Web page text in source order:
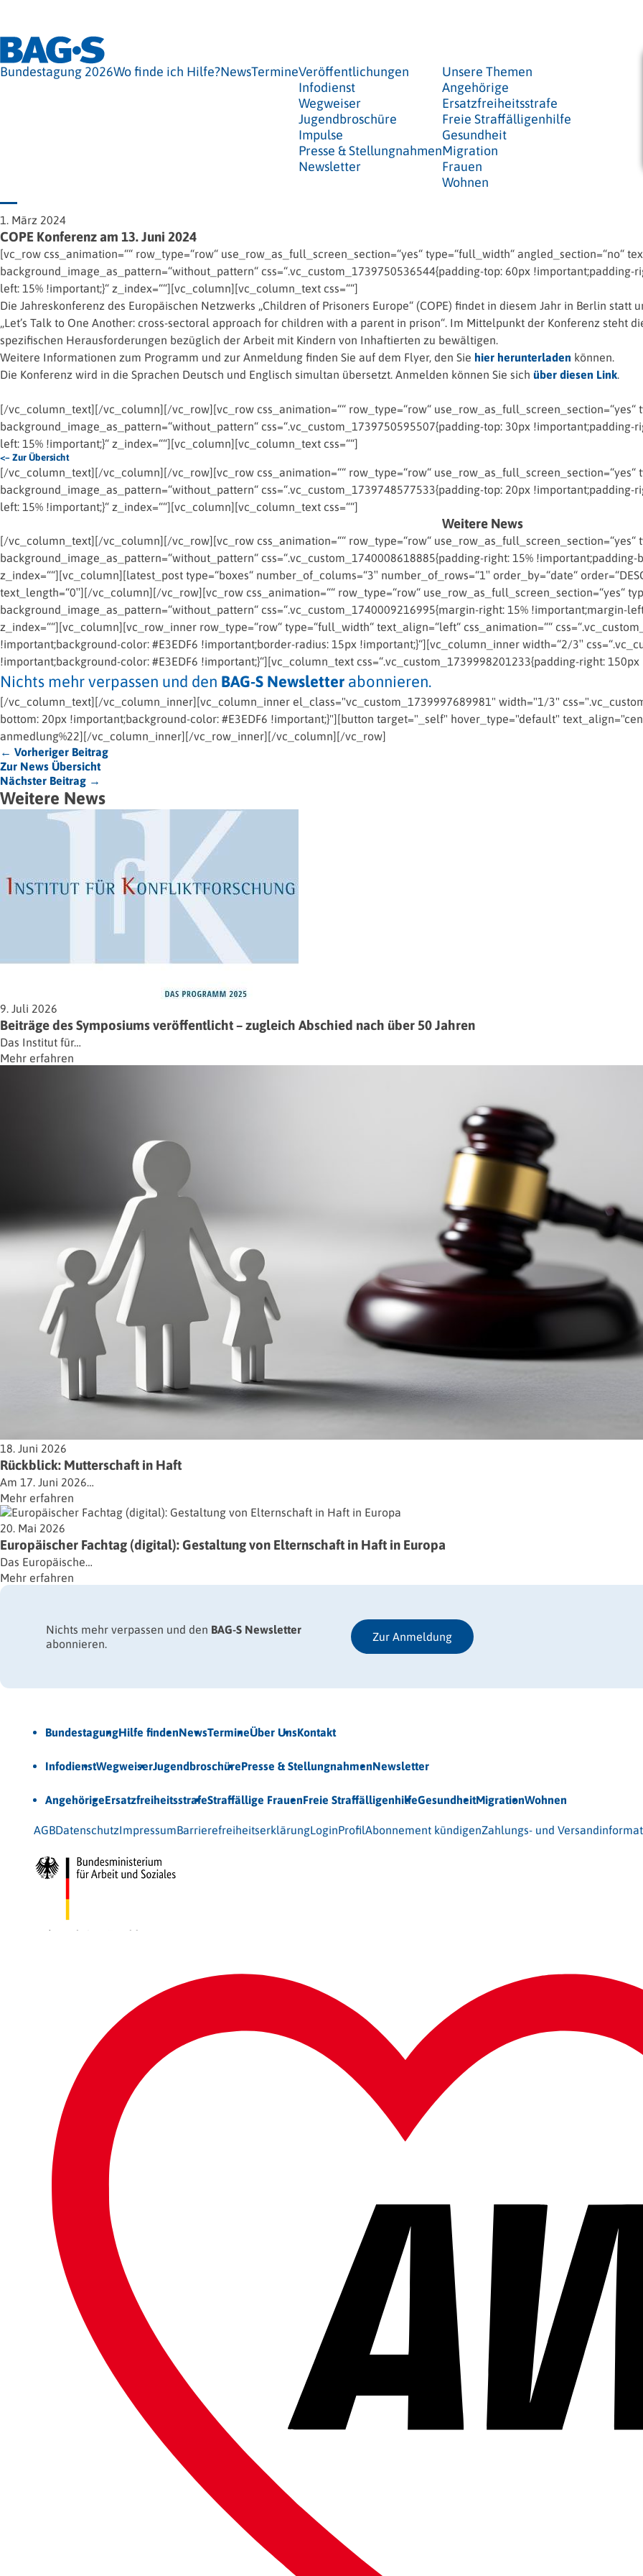
Bundestagung 2026Wo finde ich Hilfe?NewsTermineVeröffentlichungen
Infodienst
Wegweiser
Jugendbroschüre
Impulse
Presse & Stellungnahmen
Newsletter
Unsere Themen
Angehörige
Ersatzfreiheitsstrafe
Freie Straffälligenhilfe
Gesundheit
Migration
Frauen
Wohnen
1. März 2024
COPE Konferenz am 13. Juni 2024
[vc_row css_animation=““ row_type=“row“ use_row_as_full_screen_section=“yes“ type=“full_width“ angled_section=“no“
background_image_as_pattern=“without_pattern“ css=“.vc_custom_1739750536544{padding-top: 60px
left: 15% !important;}“ z_index=““][vc_column][vc_column_text css=““]
Die Jahreskonferenz des Europäischen Netzwerks „Children of Prisoners Europe“ (COPE) findet in diesem Jahr in Berlin
„Let’s Talk to One Another: cross-sectoral approach for children with a parent in prison“. Im Mittelpunkt der Konferenz steht
spezifischen Herausforderungen bezüglich der Arbeit mit Kindern von Inhaftierten zu bewältigen.
Weitere Informationen zum Programm und zur Anmeldung finden Sie auf dem Flyer, den Sie hier herunterladen können.
Die Konferenz wird in die Sprachen Deutsch und Englisch simultan übersetzt. Anmelden können Sie sich über diesen Link.
[/vc_column_text][/vc_column][/vc_row][vc_row css_animation=““ row_type=“row“ use_row_as_full_screen_section=“yes“
background_image_as_pattern=“without_pattern“ css=“.vc_custom_1739750595507{padding-top: 30px
left: 15% !important;}“ z_index=““][vc_column][vc_column_text css=““]
<– Zur Übersicht
[/vc_column_text][/vc_column][/vc_row][vc_row css_animation=““ row_type=“row“ use_row_as_full_screen_section=“yes“
background_image_as_pattern=“without_pattern“ css=“.vc_custom_1739748577533{padding-top: 20px
left: 15% !important;}“ z_index=““][vc_column][vc_column_text css=““]
Weitere News
[/vc_column_text][/vc_column][/vc_row][vc_row css_animation=““ row_type=“row“ use_row_as_full_screen_section=“yes“
background_image_as_pattern=“without_pattern“ css=“.vc_custom_1740008618885{padding-right: 15%
z_index=““][vc_column][latest_post type=“boxes“ number_of_colums=“3″ number_of_rows=“1″ order_by=“date“
text_length=“0″][/vc_column][/vc_row][vc_row css_animation=““ row_type=“row“ use_row_as_full_screen_section=“yes“
background_image_as_pattern=“without_pattern“ css=“.vc_custom_1740009216995{margin-right: 15% !important;margin-
z_index=““][vc_column][vc_row_inner row_type=“row“ type=“full_width“ text_align=“left“ css_animation=““
!important;background-color: #E3EDF6 !important;border-radius: 15px !important;}“][vc_column_inner width=“2/3″
!important;background-color: #E3EDF6 !important;}“][vc_column_text css=“.vc_custom_1739998201233{padding-right: 150px
Nichts mehr verpassen und den BAG-S Newsletter abonnieren.
[/vc_column_text][/vc_column_inner][vc_column_inner el_class="vc_custom_1739997689981" width="1/3"
bottom: 20px !important;background-color: #E3EDF6 !important;}"][button target="_self" hover_type="default"
anmedlung%22][/vc_column_inner][/vc_row_inner][/vc_column][/vc_row]
← Vorheriger Beitrag
Zur News Übersicht
Nächster Beitrag →
Weitere News
9. Juli 2026
Beiträge des Symposiums veröffentlicht – zugleich Abschied nach über 50 Jahren
Das Institut für…
Mehr erfahren
18. Juni 2026
Rückblick: Mutterschaft in Haft
Am 17. Juni 2026…
Mehr erfahren
20. Mai 2026
Europäischer Fachtag (digital): Gestaltung von Elternschaft in Haft in Europa
Das Europäische…
Mehr erfahren
Nichts mehr verpassen und den BAG-S Newsletter
abonnieren.
Zur Anmeldung
BundestagungHilfe findenNewsTermineÜber UnsKontakt
InfodienstWegweiserJugendbroschürePresse & StellungnahmenNewsletter
AngehörigeErsatzfreiheitsstrafeStraffällige FrauenFreie StraffälligenhilfeGesundheitMigrationWohnen
AGBDatenschutzImpressumBarrierefreiheitserklärungLoginProfilAbonnement kündigenZahlungs- und